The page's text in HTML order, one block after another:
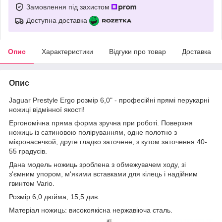
Замовлення під захистом
Доступна доставка
Опис Характеристики Відгуки про товар Доставка
Опис
Jaguar Prestyle Ergo розмір 6,0" - професійні прямі перукарні
ножиці відмінної якості!
Ергономічна пряма форма зручна при роботі. Поверхня
ножиць із сатиновою поліруванням, одне полотно з
мікронасечкой, друге гладко заточене, з кутом заточення 40-
55 градусів.
Дана модель ножиць зроблена з обмежувачем ходу, зі
з'ємним упором, м'якими вставками для кілець і надійним
гвинтом Vario.
Розмір 6,0 дюйма, 15,5 див.
Матеріал ножиць: високоякісна нержавіюча сталь.